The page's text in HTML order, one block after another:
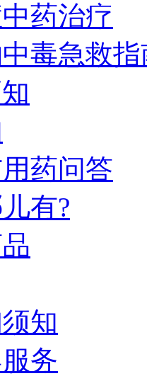
药治疗
毒急救指
药问答
有?
知
务